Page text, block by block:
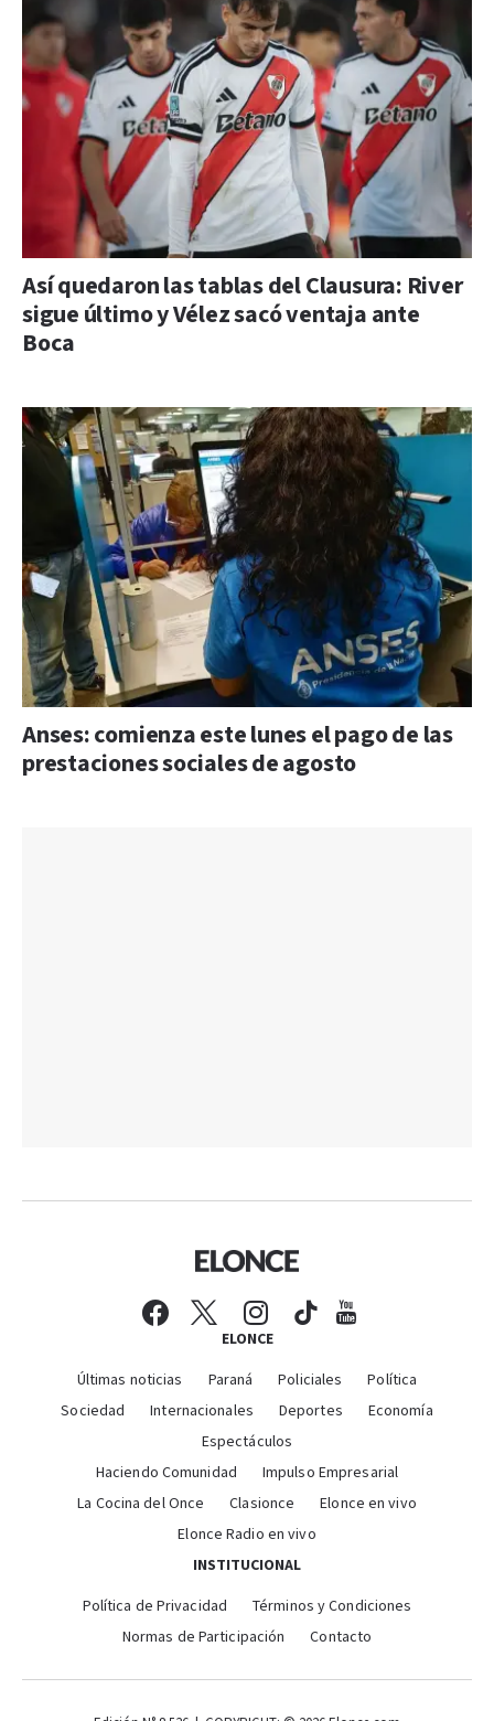
Así quedaron las tablas del Clausura: River
sigue último y Vélez sacó ventaja ante
Boca
Anses: comienza este lunes el pago de las
prestaciones sociales de agosto
ELONCE
Últimas noticias Paraná Policiales
Política
Sociedad
Internacionales Deportes
Economía
Espectáculos
Haciendo Comunidad
Impulso Empresarial
La Cocina del Once
Clasionce
Elonce en vivo
Elonce Radio en vivo
INSTITUCIONAL
Política de Privacidad
Términos y Condiciones
Normas de Participación
Contacto